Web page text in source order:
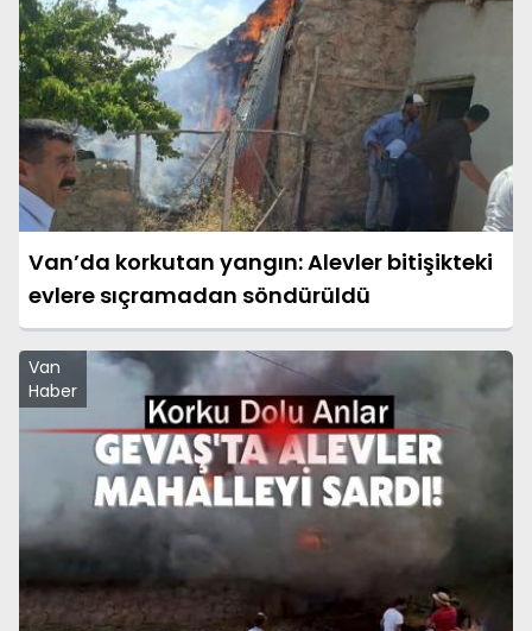
Van’da korkutan yangın: Alevler bitişikteki
evlere sıçramadan söndürüldü
Van
Haber